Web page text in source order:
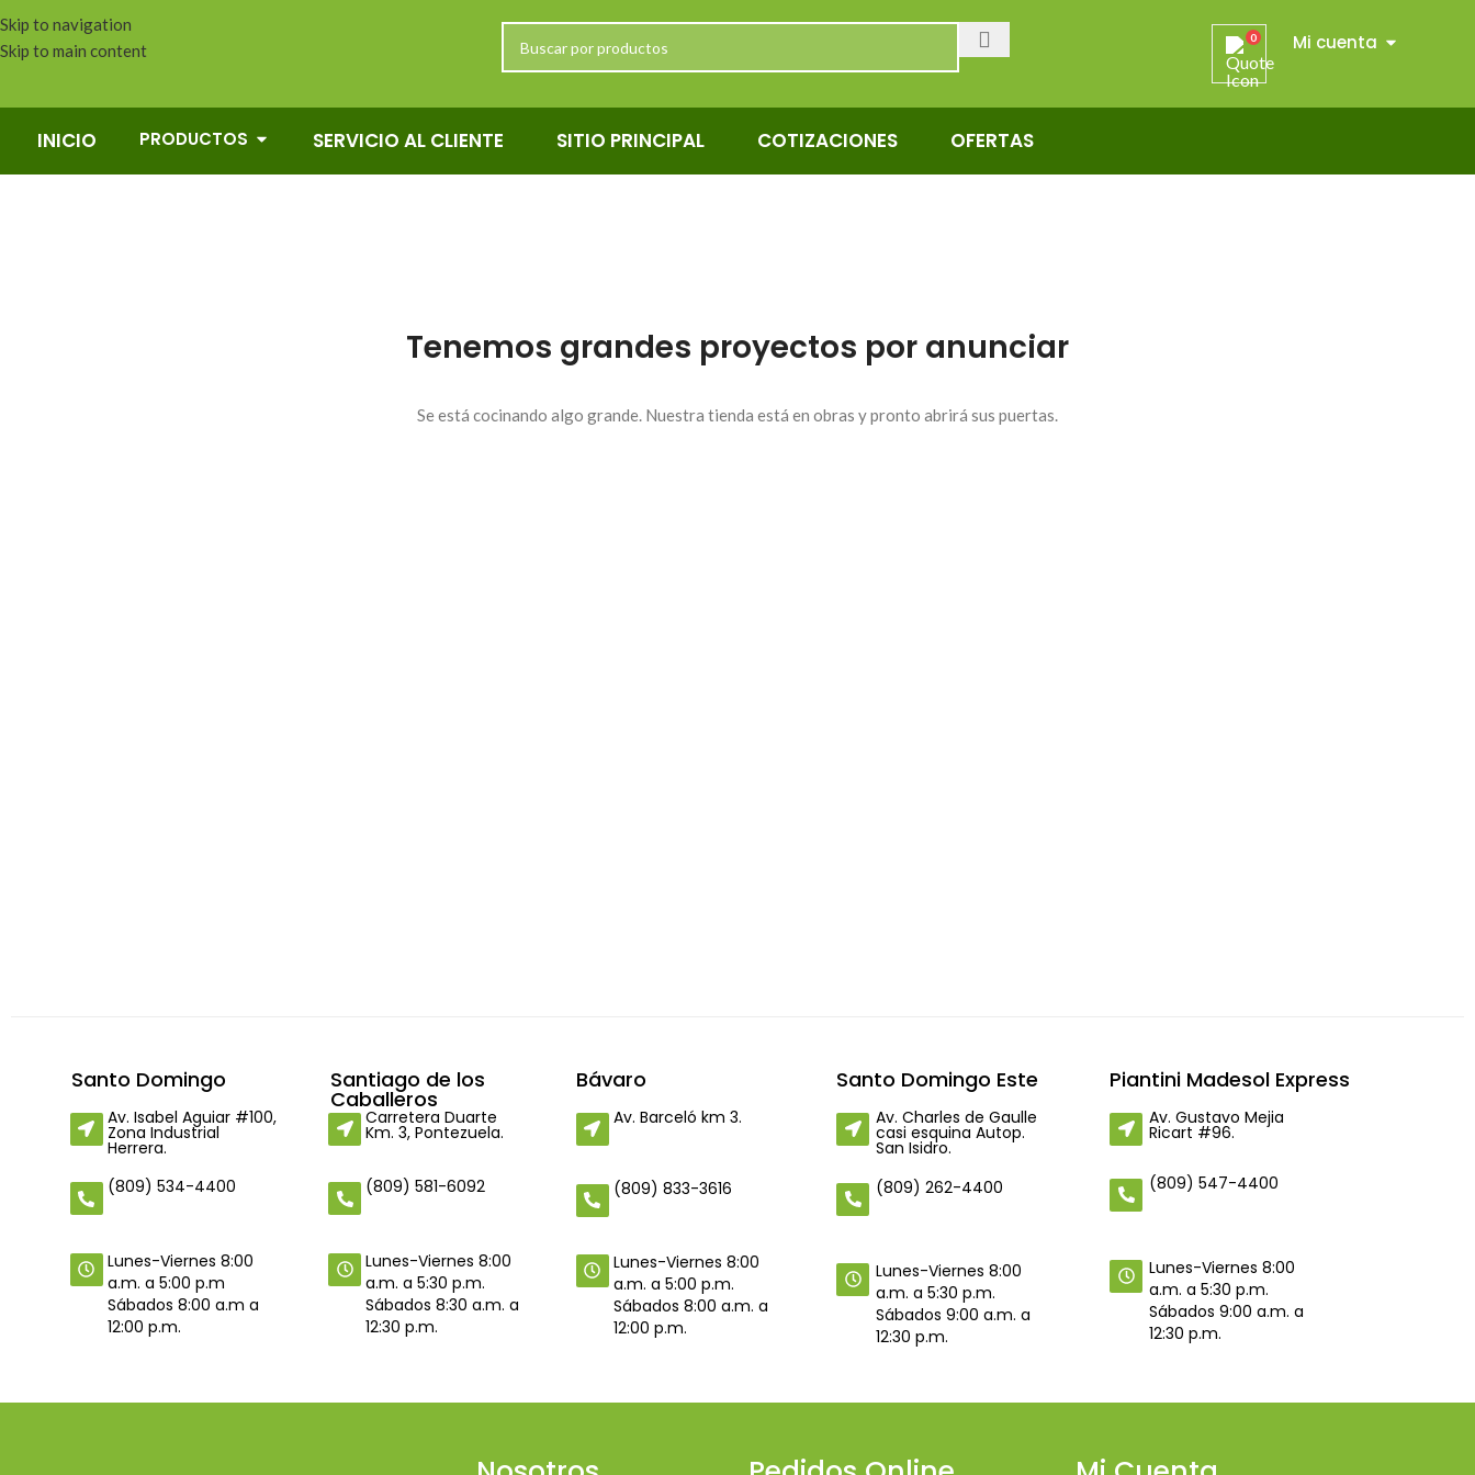
Skip to navigation
Skip to main content
Mi cuenta
0
INICIO PRODUCTOS SERVICIO AL CLIENTE SITIO PRINCIPAL COTIZACIONES OFERTAS
Tenemos grandes proyectos por anunciar
Se está cocinando algo grande. Nuestra tienda está en obras y pronto abrirá sus puertas.
Santo Domingo
Av. Isabel Aguiar #100,
Zona Industrial
Herrera.
(809) 534-4400
Lunes-Viernes 8:00
a.m. a 5:00 p.m
Sábados 8:00 a.m a
12:00 p.m.
Santiago de los
Caballeros
Carretera Duarte
Km. 3, Pontezuela.
(809) 581-6092
Lunes-Viernes 8:00
a.m. a 5:30 p.m.
Sábados 8:30 a.m. a
12:30 p.m.
Bávaro
Av. Barceló km 3.
(809) 833-3616
Lunes-Viernes 8:00
a.m. a 5:00 p.m.
Sábados 8:00 a.m. a
12:00 p.m.
Santo Domingo Este
Av. Charles de Gaulle
casi esquina Autop.
San Isidro.
(809) 262-4400
Lunes-Viernes 8:00
a.m. a 5:30 p.m.
Sábados 9:00 a.m. a
12:30 p.m.
Piantini Madesol Express
Av. Gustavo Mejia
Ricart #96.
(809) 547-4400
Lunes-Viernes 8:00
a.m. a 5:30 p.m.
Sábados 9:00 a.m. a
12:30 p.m.